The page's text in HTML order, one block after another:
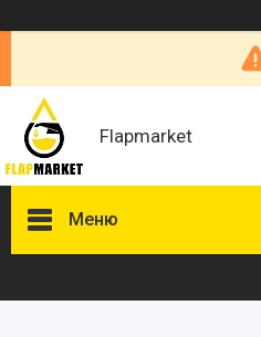
Flapmarket
Меню